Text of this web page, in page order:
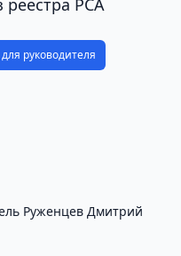
реестра РСА
руководителя
Руженцев Дмитрий